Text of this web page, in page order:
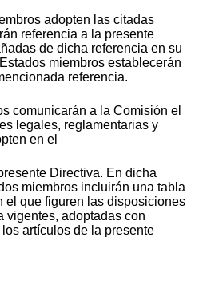
adopten las citadas
referencia a la presente
de dicha referencia en su
miembros establecerán
referencia.
comunicarán a la Comisión el
legales, reglamentarias y
en el
Directiva. En dicha
miembros incluirán una tabla
el que figuren las disposiciones
vigentes, adoptadas con
artículos de la presente